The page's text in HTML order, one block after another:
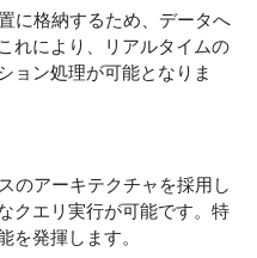
に格納するため、データへ
れにより、リアルタイムの
ョン処理が可能となりま
のアーキテクチャを採用し
クエリ実行が可能です。特
を発揮します。